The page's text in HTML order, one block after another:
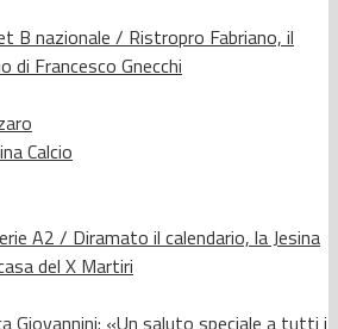
B nazionale / Ristropro Fabriano, il
di Francesco Gnecchi
Calcio
A2 / Diramato il calendario, la Jesina
del X Martiri
Giovannini: «Un saluto speciale a tutti i